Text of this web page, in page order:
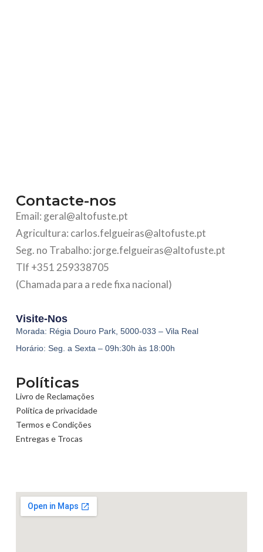
Contacte-nos
Email: geral@altofuste.pt
Agricultura: carlos.felgueiras@altofuste.pt
Seg. no Trabalho: jorge.felgueiras@altofuste.pt
Tlf +351 259338705
(Chamada para a rede fixa nacional)
Visite-Nos
Morada: Régia Douro Park, 5000-033 – Vila Real
Horário: Seg. a Sexta – 09h:30h às 18:00h
Políticas
Livro de Reclamações
Política de privacidade
Termos e Condições
Entregas e Trocas